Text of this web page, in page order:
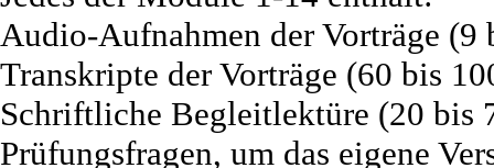
Audio-Aufnahmen der Vorträge (9
Transkripte der Vorträge (60 bis
Schriftliche Begleitlektüre (20 bis
Prüfungsfragen, um das eigene